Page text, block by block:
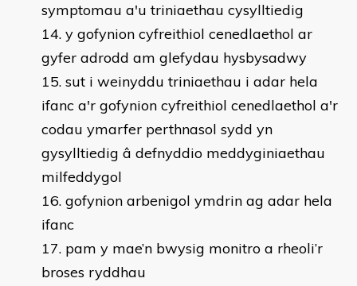
symptomau a'u triniaethau cysylltiedig
y gofynion cyfreithiol cenedlaethol ar
gyfer adrodd am glefydau hysbysadwy
sut i weinyddu triniaethau i adar hela
ifanc a'r gofynion cyfreithiol cenedlaethol a'r
codau ymarfer perthnasol sydd yn
gysylltiedig â defnyddio meddyginiaethau
milfeddygol
gofynion arbenigol ymdrin ag adar hela
ifanc
pam y mae’n bwysig monitro a rheoli’r
broses ryddhau